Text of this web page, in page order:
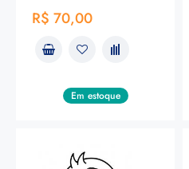
R$ 70,00
Em estoque